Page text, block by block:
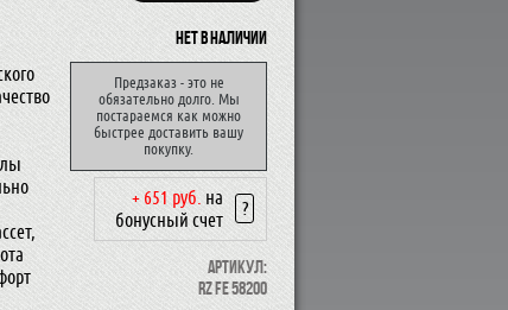
Нет в наличии
Предзаказ - это не
обязательно долго. Мы
постараемся как можно
быстрее доставить вашу
покупку.
+ 651 руб. на
бонусный счет
?
Артикул:
RZ FE 58200